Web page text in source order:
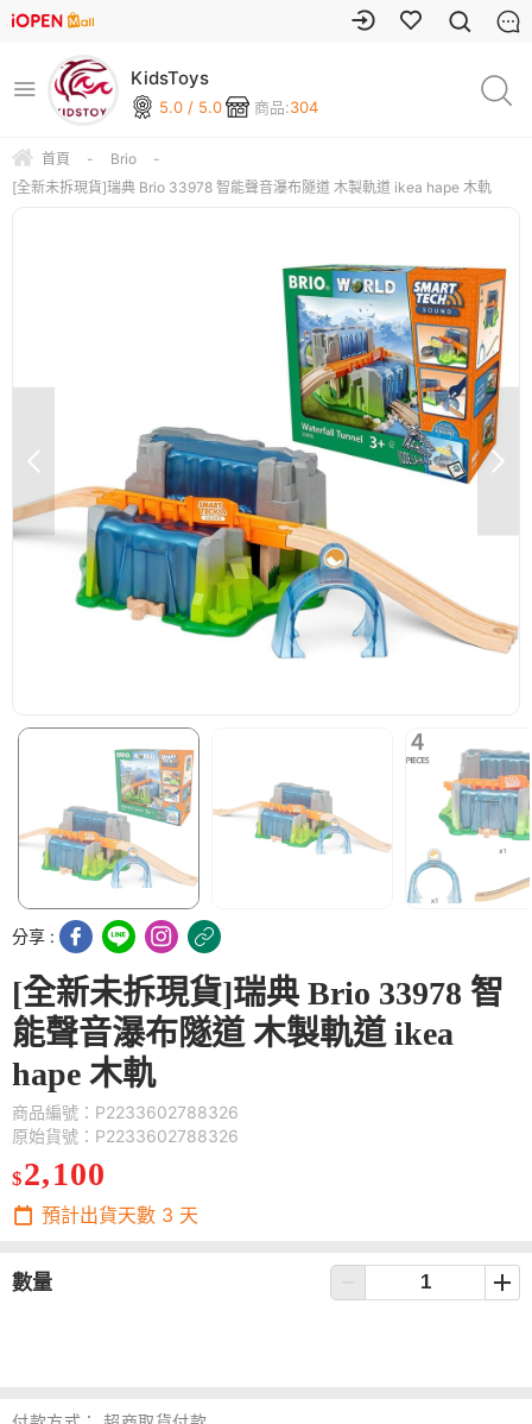
KidsToys
5.0 / 5.0 商品:304
首頁 - Brio
-
[全新未拆現貨]瑞典 Brio 33978 智能聲音瀑布隧道 木製軌道 ikea hape 木軌
分享 :
[全新未拆現貨]瑞典 Brio 33978 智
能聲音瀑布隧道 木製軌道 ikea
hape 木軌
商品編號：P2233602788326
原始貨號：P2233602788326
$2,100
預計出貨天數 3 天
數量